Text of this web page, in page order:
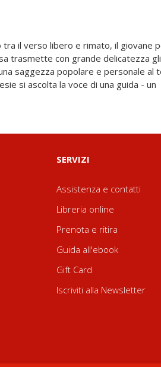
tra il verso libero e rimato, il giovane
trasmette con grande delicatezza
saggezza popolare e personale al
si ascolta la voce di una guida - un
un compagno di viaggio- che parla
un invito alla resilienza, alla
la strada si fa buia. Un inno alla
SERVIZI
Assistenza e contatti
Libreria online
Prenota e ritira
Guida all'ebook
Gift Card
Iscriviti alla Newsletter